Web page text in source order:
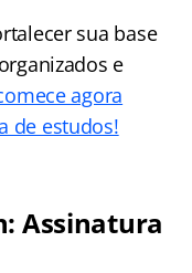
sua base
e
agora
de estudos!
Assinatura